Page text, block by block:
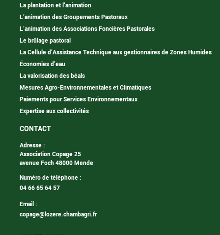
La plantation et l’animation
L’animation des Groupements Pastoraux
L’animation des Associations Foncières Pastorales
Le brûlage pastoral
La Cellule d’Assistance Technique aux gestionnaires de Zones Humides
Économies d’eau
La valorisation des béals
Mesures Agro-Environnementales et Climatiques
Paiements pour Services Environnementaux
Expertise aux collectivités
CONTACT
Adresse :
Association Copage 25
avenue Foch 48000 Mende
Numéro de téléphone :
04 66 65 64 57
Email :
copage@lozere.chambagri.fr